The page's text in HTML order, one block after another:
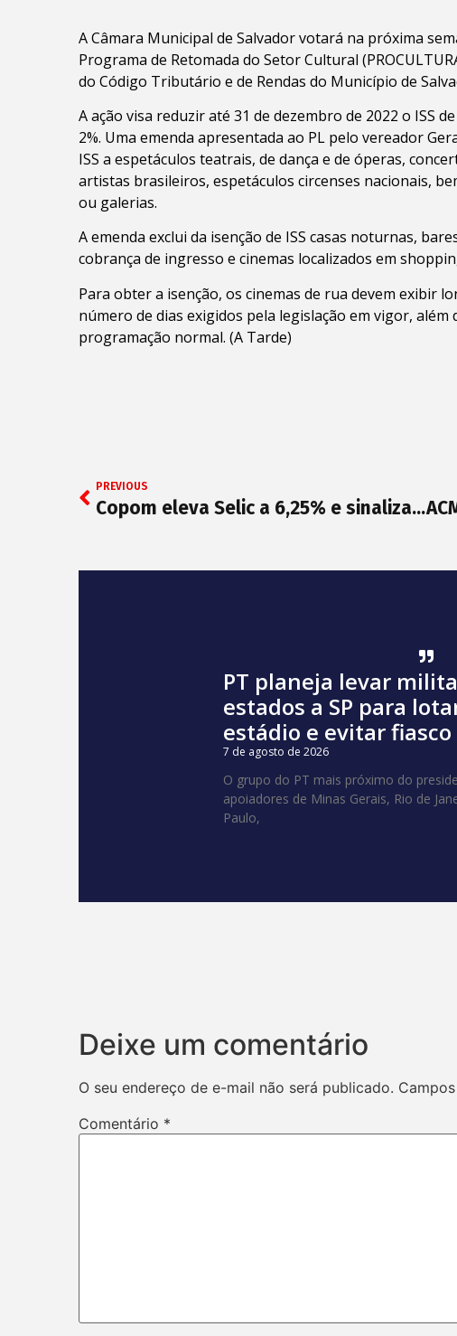
A Câmara Municipal de Salvador votará na próxima
Programa de Retomada do Setor Cultural
do Código Tributário e de Rendas do Município de
A ação visa reduzir até 31 de dezembro de 2022 o ISS
2%. Uma emenda apresentada ao PL pelo vereador
ISS a espetáculos teatrais, de dança e de óperas,
artistas brasileiros, espetáculos circenses nacionais,
ou galerias.
A emenda exclui da isenção de ISS casas noturnas,
cobrança de ingresso e cinemas localizados em
Para obter a isenção, os cinemas de rua devem exibir
número de dias exigidos pela legislação em vigor,
programação normal. (A Tarde)
PREVIOUS
Copom eleva Selic a 6,25% e sinaliza mais aumentos pela frente
PT planeja levar
estados a SP para
estádio e evitar fiasco
7 de agosto de 2026
O grupo do PT mais próximo do
apoiadores de Minas Gerais, Rio de
Paulo,
Deixe um comentário
O seu endereço de e-mail não será publicado.
Comentário *